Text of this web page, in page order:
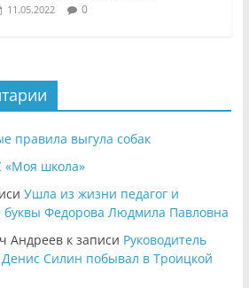
11.05.2022 0
правила выгула собак
школа»
Ушла из жизни педагог и
буквы Федорова Людмила Павловна
Андреевк записи Руководитель
Денис Силин побывал в Троицкой